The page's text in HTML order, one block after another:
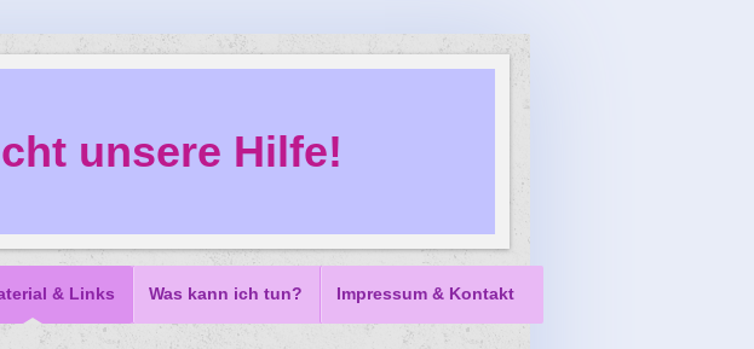
unsere Hilfe!
& Links Was kann ich tun? Impressum & Kontakt